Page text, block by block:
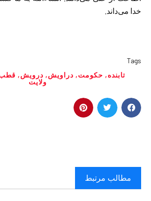
خدا می‌داند.
Tags
تابنده, حکومت, دراویش, درویش,
ولایت
مطالب مرتبط